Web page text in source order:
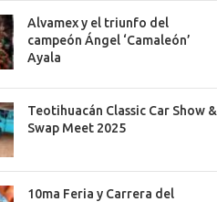
Alvamex y el triunfo del
campeón Ángel ‘Camaleón’
Ayala
Teotihuacán Classic Car Show &
Swap Meet 2025
10ma Feria y Carrera del